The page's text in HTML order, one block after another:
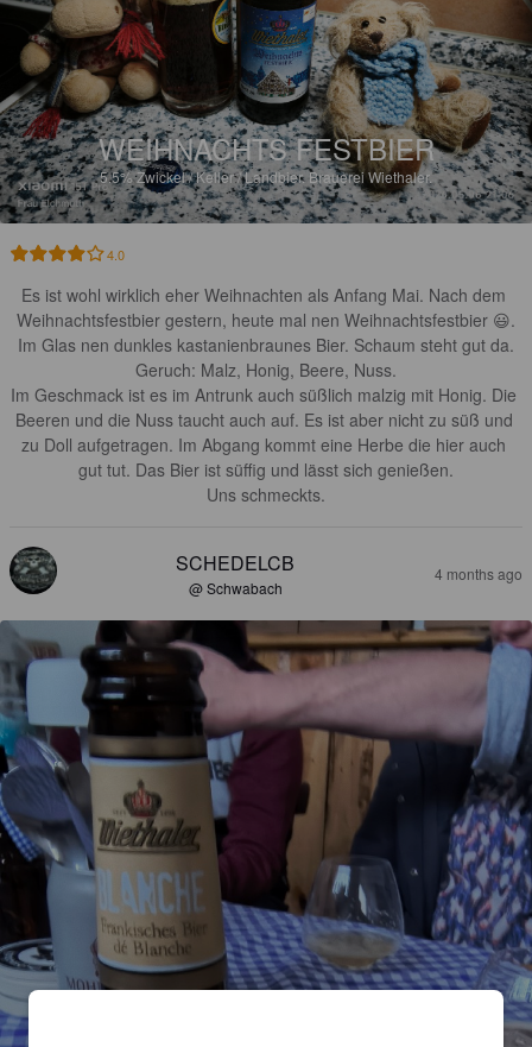
WEIHNACHTS FESTBIER
5.5%Zwickel / Keller / Landbier.Brauerei Wiethaler.
4.0
Es ist wohl wirklich eher Weihnachten als Anfang Mai. Nach dem
Weihnachtsfestbier gestern, heute mal nen Weihnachtsfestbier 😃.
Im Glas nen dunkles kastanienbraunes Bier. Schaum steht gut da.
Geruch: Malz, Honig, Beere, Nuss.
Im Geschmack ist es im Antrunk auch süßlich malzig mit Honig. Die
Beeren und die Nuss taucht auch auf. Es ist aber nicht zu süß und
zu Doll aufgetragen. Im Abgang kommt eine Herbe die hier auch
gut tut. Das Bier ist süffig und lässt sich genießen.
Uns schmeckts.
SCHEDELCB
@ Schwabach
4 months ago